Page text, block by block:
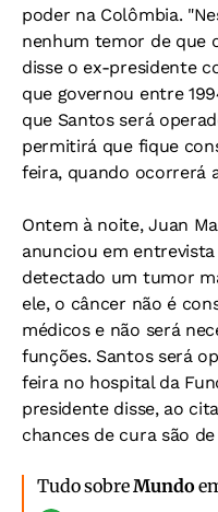
poder na Colômbia.
nenhum temor de que
disse o ex-presidente
que governou entre
que Santos será
permitirá que fique
feira, quando ocorrerá
Ontem à noite, Juan
anunciou em
detectado um tumor
ele, o câncer não é
médicos e não será
funções. Santos será
feira no hospital da
presidente disse, ao
chances de cura são de
Tudo sobreMundo